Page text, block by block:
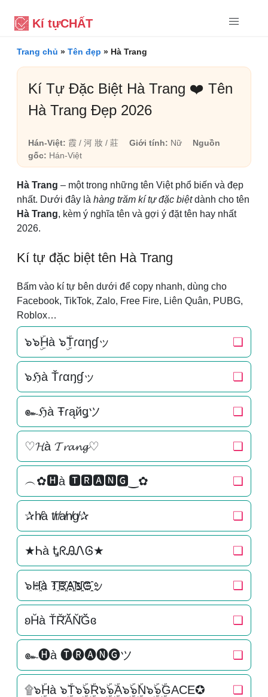
Kí tựCHẤT
Trang chủ » Tên đẹp » Hà Trang
Kí Tự Đặc Biệt Hà Trang ❤️ Tên
Hà Trang Đẹp 2026
Hán-Việt: 霞 / 河 妝 / 莊 Giới tính: Nữ
Nguồn
gốc: Hán-Việt
Hà Trang – một trong những tên Việt phổ biến và đẹp
nhất. Dưới đây là hàng trăm kí tự đặc biệtdành cho tên
Hà Trang, kèm ý nghĩa tên và gợi ý đặt tên hay nhất
2026.
Kí tự đặc biệt tên Hà Trang
Bấm vào kí tự bên dưới để copy nhanh, dùng cho
Facebook, TikTok, Zalo, Free Fire, Liên Quân, PUBG,
Roblox…
๖๖ۣۜHà ๖ۣۜTɾαηɠッ ❏
๖ℌà Ťɾαŋɠッ ❏
๛ℌà Ŧɾąйǥツ ❏
♡𝓗à 𝓣𝓻𝓪𝓷𝓰♡ ❏
︵✿🅷à 🆃🆁🅰🅽🅶‿✿ ❏
✰h̸à t̸r̸a̸n̸g̸✰ ❏
★Ꮒà ᎿᖇᎯᏁᎶ★ ❏
๖H҈à T҈R҈҈A҈҈N҈҈G҈҈ッ ❏
ʚH̆à T̆R̆̆Ă̆N̆̆Ğ̆ɞ ❏
๛🅗à 🅣🅡🅐🅝🅖ツ ❏
۩๖ۣۜHà ๖ۣۜT๖ۣۜ๖ۣۜR๖ۣۜ๖ۣۜA๖ۣۜ๖ۣۜN๖ۣۜ๖ۣۜGACE✪ ❏